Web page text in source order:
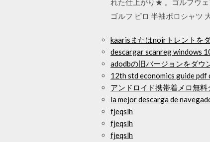
ゴルフ ピロ 半袖ポロシャツ
kaarisまたはnoirトレントを
descargar scanreg windows
adodbの旧バージョンをダウ
12th std economics guide
アンドロイド携帯着メロ無料
la mejor descarga de
fjeqslh
fjeqslh
fjeqslh